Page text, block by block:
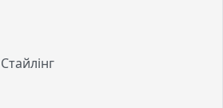
Стайлінг